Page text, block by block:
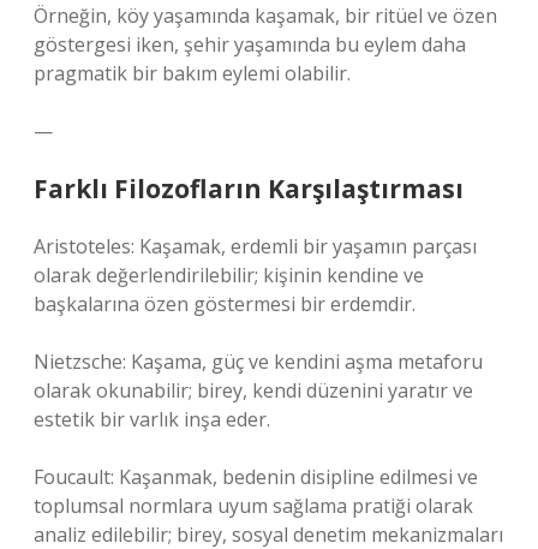
Örneğin, köy yaşamında kaşamak, bir ritüel ve özen
göstergesi iken, şehir yaşamında bu eylem daha
pragmatik bir bakım eylemi olabilir.
—
Farklı Filozofların Karşılaştırması
Aristoteles: Kaşamak, erdemli bir yaşamın parçası
olarak değerlendirilebilir; kişinin kendine ve
başkalarına özen göstermesi bir erdemdir.
Nietzsche: Kaşama, güç ve kendini aşma metaforu
olarak okunabilir; birey, kendi düzenini yaratır ve
estetik bir varlık inşa eder.
Foucault: Kaşanmak, bedenin disipline edilmesi ve
toplumsal normlara uyum sağlama pratiği olarak
analiz edilebilir; birey, sosyal denetim mekanizmaları